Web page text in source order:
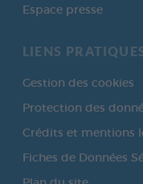
Espace presse
LIENS
Gestion des cookies
Protection des
Crédits et mentions
Fiches de Données